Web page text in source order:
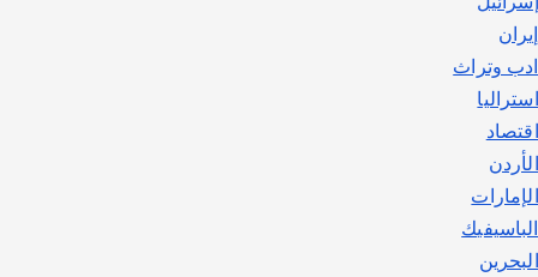
إيران
ادب وتراث
استراليا
اقتصاد
الأردن
الإمارات
الباسيفيك
البحرين